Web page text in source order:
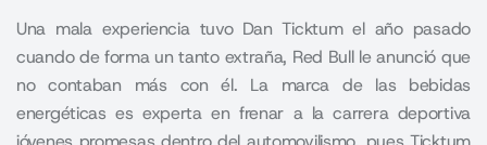
Una mala experiencia tuvo Dan Ticktum el año pasado
cuando de forma un tanto extraña, Red Bull le anunció que
no contaban más con él. La marca de las bebidas
energéticas es experta en frenar a la carrera deportiva